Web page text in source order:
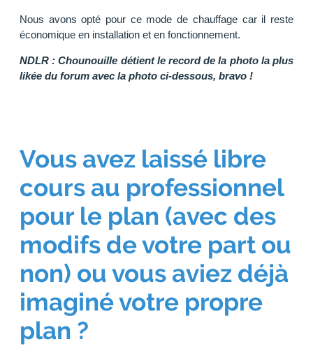
Nous avons opté pour ce mode de chauffage car il reste
économique en installation et en fonctionnement.
NDLR : Chounouille détient le record de la photo la plus
likée du forum avec la photo ci-dessous, bravo !
Vous avez laissé libre
cours au professionnel
pour le plan (avec des
modifs de votre part ou
non) ou vous aviez déjà
imaginé votre propre
plan ?